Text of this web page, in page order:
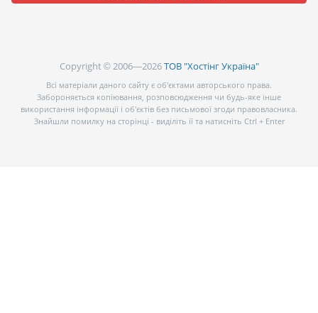
Copyright © 2006—2026ТОВ "Хостінг Україна"
Всі матеріали даного сайту є об’єктами авторського права.
Забороняється копіювання, розповсюдження чи будь-яке інше
використання інформації і об’єктів без письмової згоди правовласника.
Знайшли помилку на сторінці - виділіть її та натисніть Ctrl + Enter